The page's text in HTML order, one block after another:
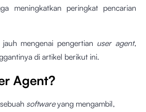
meningkatkan peringkat pencarian
mengenai pengertian user agent,
di artikel berikut ini.
Agent?
softwareyang mengambil,